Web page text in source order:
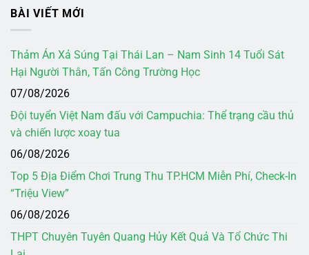
BÀI VIẾT MỚI
Thảm Án Xả Súng Tại Thái Lan – Nam Sinh 14 Tuổi Sát
Hại Người Thân, Tấn Công Trường Học
07/08/2026
Đội tuyển Việt Nam đấu với Campuchia: Thể trạng cầu thủ
và chiến lược xoay tua
06/08/2026
Top 5 Địa Điểm Chơi Trung Thu TP.HCM Miễn Phí, Check-In
“Triệu View”
06/08/2026
THPT Chuyên Tuyên Quang Hủy Kết Quả Và Tổ Chức Thi